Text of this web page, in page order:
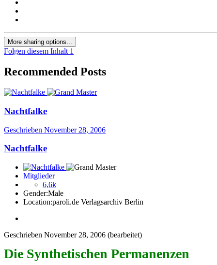
More sharing options...
Folgen diesem Inhalt 1
Recommended Posts
Nachtfalke
Geschrieben November 28, 2006
Nachtfalke
Mitglieder
6,6k
Gender:Male
Location:paroli.de Verlagsarchiv Berlin
Geschrieben November 28, 2006 (bearbeitet)
Die Synthetischen Permanenzen